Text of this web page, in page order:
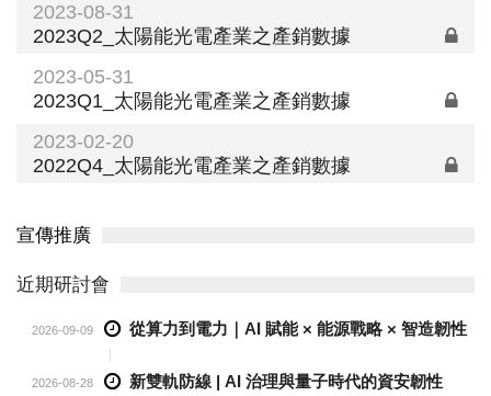
2023-08-31
2023Q2_太陽能光電產業之產銷數據
2023-05-31
2023Q1_太陽能光電產業之產銷數據
2023-02-20
2022Q4_太陽能光電產業之產銷數據
宣傳推廣
近期研討會
2026-09-09 從算力到電力｜AI 賦能 × 能源戰略 × 智造韌性
2026-08-28 新雙軌防線 | AI 治理與量子時代的資安韌性